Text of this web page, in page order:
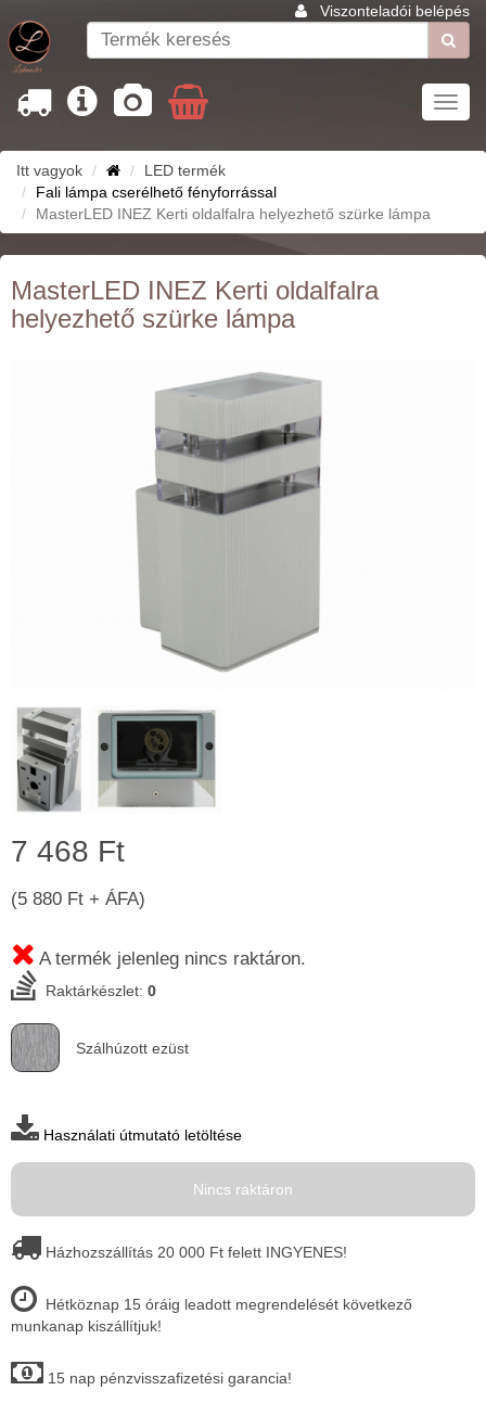
Viszonteladói belépés
Itt vagyok
LED termék
Fali lámpa cserélhető fényforrással
MasterLED INEZ Kerti oldalfalra helyezhető szürke lámpa
MasterLED INEZ Kerti oldalfalra
helyezhető szürke lámpa
7 468 Ft
(5 880 Ft + ÁFA)
A termék jelenleg nincs raktáron.
Raktárkészlet: 0
Szálhúzott ezüst
Használati útmutató letöltése
Nincs raktáron
Házhozszállítás 20 000 Ft felett INGYENES!
Hétköznap 15 óráig leadott megrendelését következő
munkanap kiszállítjuk!
15 nap pénzvisszafizetési garancia!